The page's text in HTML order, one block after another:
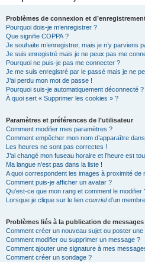
Problèmes de connexion et
Pourquoi dois-je m’enregistrer ?
Que signifie COPPA ?
Je souhaite m’enregistrer, mais je n’y parviens
Je suis enregistré mais je ne peux pas me
Pourquoi ne puis-je pas me connecter ?
Je me suis enregistré par le passé mais je ne
J’ai perdu mon mot de passe !
Pourquoi suis-je automatiquement déconnecté ?
À quoi sert « Supprimer les cookies » ?
Paramètres et préférences de l’utilisateur
Comment modifier mes paramètres ?
Comment empêcher mon nom d’apparaître
Les heures ne sont pas correctes !
J’ai changé mon fuseau horaire et l’heure est
Ma langue n’est pas dans la liste !
A quoi correspondent les images à proximité de
Comment puis-je afficher un avatar ?
Qu’est-ce que mon rang et comment le modifier
Lorsque je clique sur le lien courrield’un
Problèmes liés à la publication de messages
Comment créer un nouveau sujet ou poster une
Comment modifier ou supprimer un message ?
Comment ajouter une signature à mes
Comment créer un sondage ?